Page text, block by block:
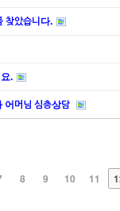
찾았습니다.
.
어머님 심층상담
8 9 10 11